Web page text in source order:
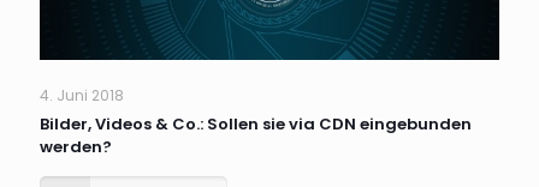
4. Juni 2018
Bilder, Videos & Co.: Sollen sie via CDN eingebunden
werden?